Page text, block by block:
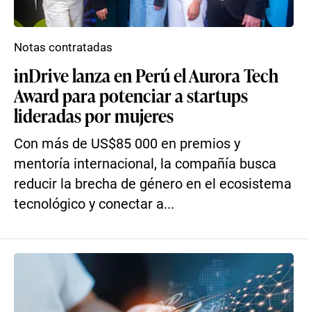
inDrive lanza en Perú el Aurora Tech
Award para potenciar a startups
lideradas por mujeres
Con más de US$85 000 en premios y
mentoría internacional, la compañía busca
reducir la brecha de género en el ecosistema
tecnológico y conectar a...
Notas contratadas